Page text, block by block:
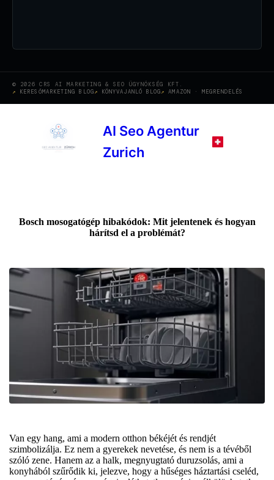
© 2026 CRS AI MARKETING & SEO ÜGYNÖKSÉG KFT.
KERESŐMARKETING BLOG
KÖNYVAJANLÓ BLOG AMAZON · MEGRENDELÉS
AI Seo Agentur
Zurich
Bosch mosogatógép hibakódok: Mit jelentenek és hogyan
hárítsd el a problémát?
Van egy hang, ami a modern otthon békéjét és rendjét
szimbolizálja. Ez nem a gyerekek nevetése, és nem is a tévéből
szóló zene. Hanem az a halk, megnyugtató duruzsolás, ami a
konyhából szűrődik ki, jelezve, hogy a hűséges háztartási cseléd,